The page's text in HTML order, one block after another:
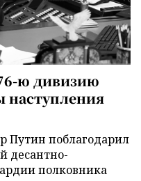
ю дивизию
наступления
Путин поблагодарил
десантно-
полковника